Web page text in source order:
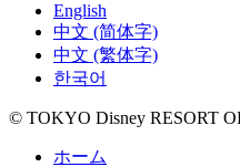
English
中文 (简体字)
中文 (繁体字)
한국어
© TOKYO Disney RESORT
ホーム